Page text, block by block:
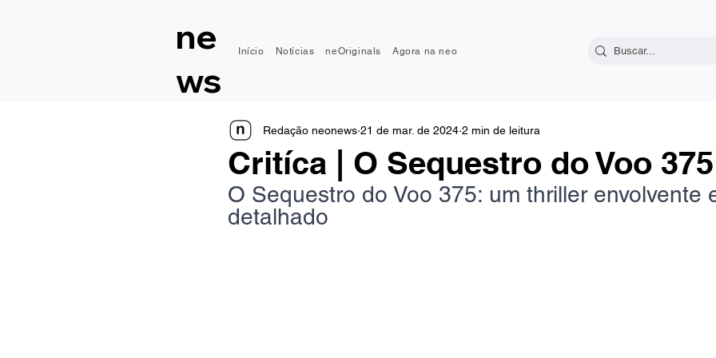
ne
ws
Início Notícias neOriginals Agora na neo
Critíca | O Sequestro do Voo 375
Redação neonews 21 de mar. de 2024 2 min de leitura
O Sequestro do Voo 375: um thriller envolvente
detalhado